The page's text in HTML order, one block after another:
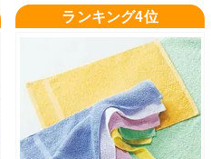
ランキング4位